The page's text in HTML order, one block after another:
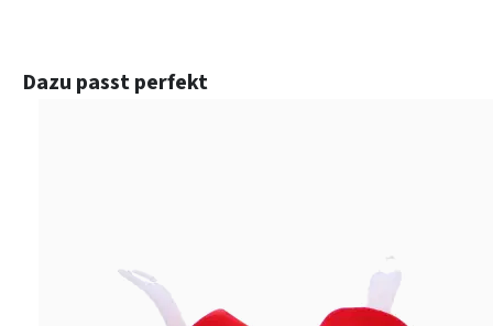
Produktgalerie überspringen
Dazu passt perfekt